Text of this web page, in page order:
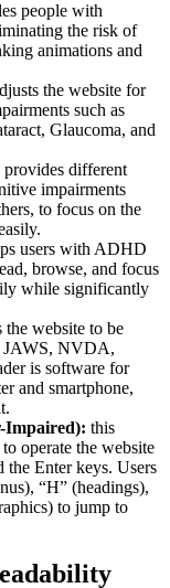
people with
the risk of
animations and
the website for
such as
Glaucoma, and
provides different
impairments
to focus on the
users with ADHD
browse, and focus
while significantly
the website to be
JAWS, NVDA,
is software for
and smartphone,
Impaired): this
operate the website
the Enter keys. Users
“H” (headings),
to jump to